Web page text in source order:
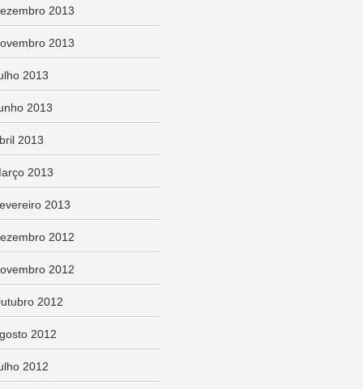
2013
2013
2013
2013
2013
2013
2013
2012
2012
2012
2012
2012